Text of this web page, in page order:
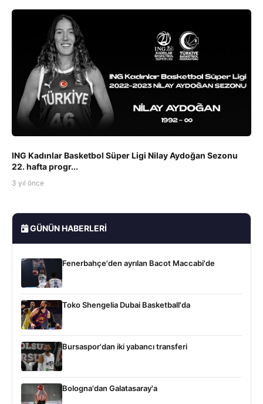
ING Kadınlar Basketbol Süper Ligi Nilay Aydoğan Sezonu
22. hafta progr...
3 yıl önce
GÜNÜN HABERLERI
Fenerbahçe'den ayrılan Bacot Maccabi'de
Toko Shengelia Dubai Basketball'da
Bursaspor'dan iki yabancı transferi
Bologna'dan Galatasaray'a